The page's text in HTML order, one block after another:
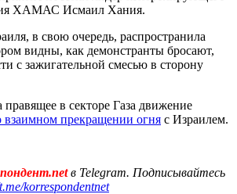
ХАМАС Исмаил Хания.
в свою очередь, распространила
видны, как демонстранты бросают,
с зажигательной смесью в сторону
в секторе Газа движение
взаимном прекращении огня с Израилем.
в Telegram. Подписывайтесь
korrespondentnet